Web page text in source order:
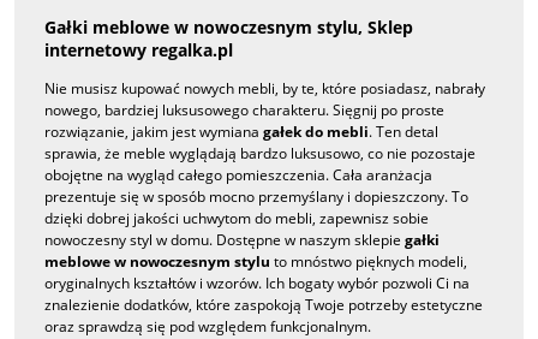
Gałki meblowe w nowoczesnym stylu, Sklep
internetowy regalka.pl
Nie musisz kupować nowych mebli, by te, które posiadasz, nabrały
nowego, bardziej luksusowego charakteru. Sięgnij po proste
rozwiązanie, jakim jest wymiana gałek do mebli. Ten detal
sprawia, że meble wyglądają bardzo luksusowo, co nie pozostaje
obojętne na wygląd całego pomieszczenia. Cała aranżacja
prezentuje się w sposób mocno przemyślany i dopieszczony. To
dzięki dobrej jakości uchwytom do mebli, zapewnisz sobie
nowoczesny styl w domu. Dostępne w naszym sklepie gałki
meblowe w nowoczesnym stylu to mnóstwo pięknych modeli,
oryginalnych kształtów i wzorów. Ich bogaty wybór pozwoli Ci na
znalezienie dodatków, które zaspokoją Twoje potrzeby estetyczne
oraz sprawdzą się pod względem funkcjonalnym.